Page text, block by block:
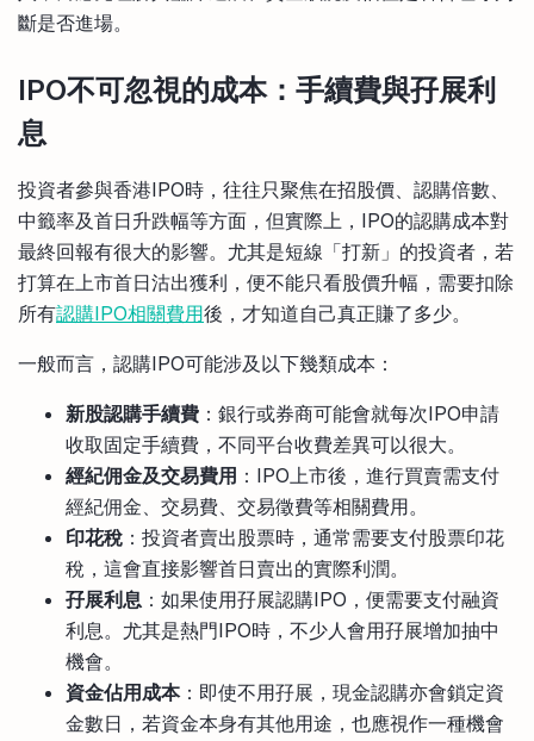
斷是否進場。
IPO不可忽視的成本：手續費與孖展利
息
投資者參與香港IPO時，往往只聚焦在招股價、認購倍數、
中籤率及首日升跌幅等方面，但實際上，IPO的認購成本對
最終回報有很大的影響。尤其是短線「打新」的投資者，若
打算在上市首日沽出獲利，便不能只看股價升幅，需要扣除
所有認購IPO相關費用後，才知道自己真正賺了多少。
一般而言，認購IPO可能涉及以下幾類成本：
新股認購手續費 ：銀行或券商可能會就每次IPO申請
收取固定手續費，不同平台收費差異可以很大。
經紀佣金及交易費用 ：IPO上市後，進行買賣需支付
經紀佣金、交易費、交易徵費等相關費用。
印花稅 ：投資者賣出股票時，通常需要支付股票印花
稅，這會直接影響首日賣出的實際利潤。
孖展利息 ：如果使用孖展認購IPO，便需要支付融資
利息。尤其是熱門IPO時，不少人會用孖展增加抽中
機會。
資金佔用成本：即使不用孖展，現金認購亦會鎖定資
金數日，若資金本身有其他用途，也應視作一種機會